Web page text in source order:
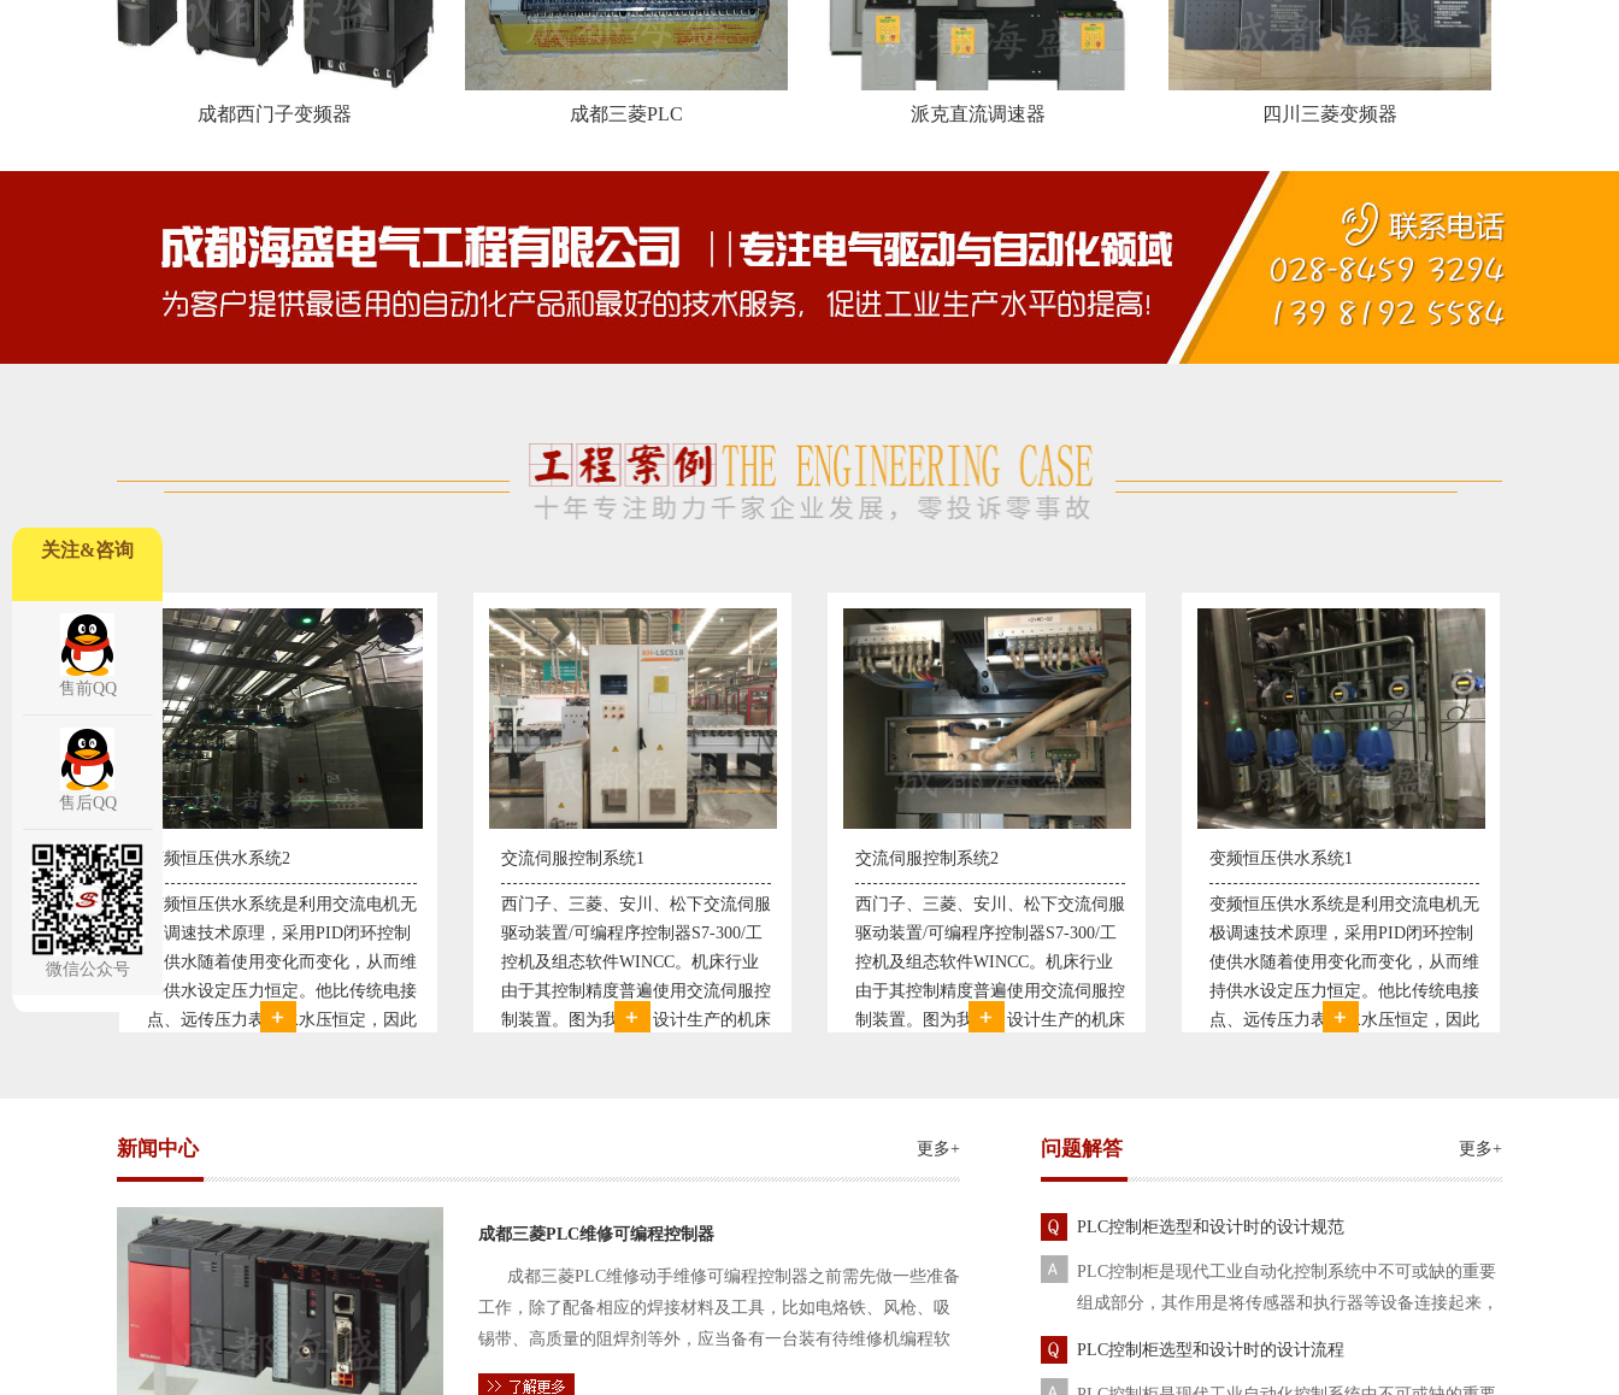
成都西门子变频器 成都三菱PLC 派克直流调速器 四川三菱变频器
电机无
环控制
从而维
交流伺服控制系统1
西门子、三菱、安川、松下交流伺服
驱动装置/可编程序控制器S7-300/工
控机及组态软件WINCC。机床行业
由于其控制精度普遍使用交流伺服控
制装置。图为我公司设计生产的机床
交流伺服控制系统2
西门子、三菱、安川、松下交流伺服
驱动装置/可编程序控制器S7-300/工
控机及组态软件WINCC。机床行业
由于其控制精度普遍使用交流伺服控
制装置。图为我公司设计生产的机床
变频恒压供水系统1
变频恒压供水系统是利用交流电机无
极调速技术原理，采用PID闭环控制
使供水随着使用变化而变化，从而维
持供水设定压力恒定。他比传统电接
点、远传压力表供水水压恒定，因此
直流调速控制系统1
西门子6RA70直流驱动装置/欧陆
590P直流调速装置/可编程序控制器
S7-300，S7-400/工控机及组态软件
WINCC 冶金行业由于其控制复杂性
普遍使用直流驱动装置，图为我公司
新闻中心 更多+
成都三菱PLC维修可编程控制器
成都三菱PLC维修动手维修可编程控制器之前需先做一些准备
工作，除了配备相应的焊接材料及工具，比如电烙铁、风枪、吸
锡带、高质量的阻焊剂等外，应当备有一台装有待维修机编程软
件的电路及通信电缆。这一是由于待修机常常是从工作系统中拆
问题解答 更多+
PLC控制柜选型和设计时的设计规范
PLC控制柜是现代工业自动化控制系统中不可或缺的重要
组成部分，其作用是将传感器和执行器等设备连接起来，
PLC控制柜选型和设计时的设计流程
关注&咨询
售前QQ
售后QQ
微信公众号